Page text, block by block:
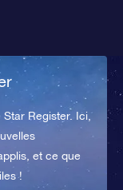
Register. Ici,
et ce que
!